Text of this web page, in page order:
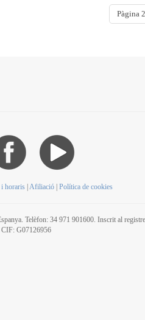
Pàgina
i horaris Afiliació Política de cookies
Telèfon: 34 971 901600. Inscrit al
G07126956